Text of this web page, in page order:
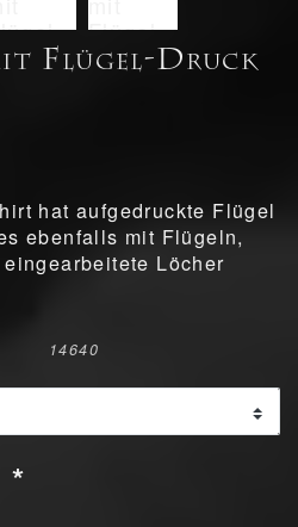
Flügel-Druck
hat aufgedruckte Flügel
ebenfalls mit Flügeln,
Löcher
14640
*